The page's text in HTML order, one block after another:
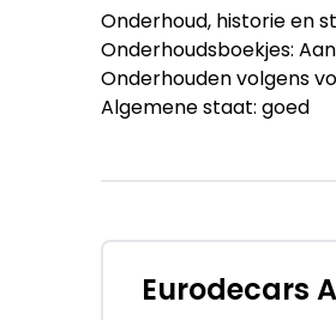
Onderhoud, historie en
Onderhoudsboekjes:
Onderhouden volgens
Algemene staat: goed
Productveiligheid
Fabrikant: Eurodecars
Eurodecars